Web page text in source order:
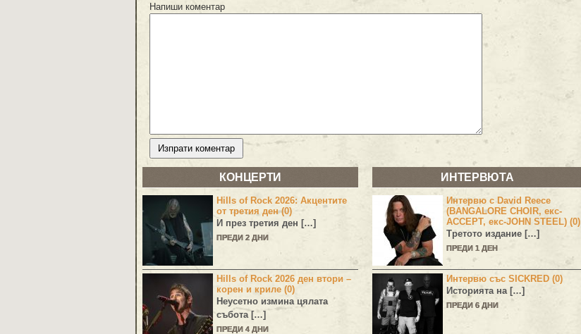
Напиши коментар
КОНЦЕРТИ
Hills of Rock 2026: Акцентите
от третия ден (0)
И през третия ден […]
ПРЕДИ 2 ДНИ
Hills of Rock 2026 ден втори –
корен и криле (0)
Неусетно измина цялата
събота […]
ПРЕДИ 4 ДНИ
ИНТЕРВЮТА
Интервю с David Reece
(BANGALORE CHOIR, екс-
ACCEPT, екс-JOHN STEEL) (0)
Третото издание […]
ПРЕДИ 1 ДЕН
Интервю със SICKRED (0)
Историята на […]
ПРЕДИ 6 ДНИ